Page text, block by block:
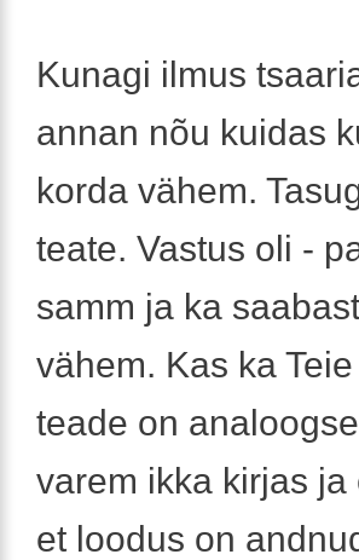
Kunagi ilmus
annan nõu kuidas
korda vähem.
teate. Vastus oli -
samm ja ka
vähem. Kas ka
teade on
varem ikka kirjas
et loodus on